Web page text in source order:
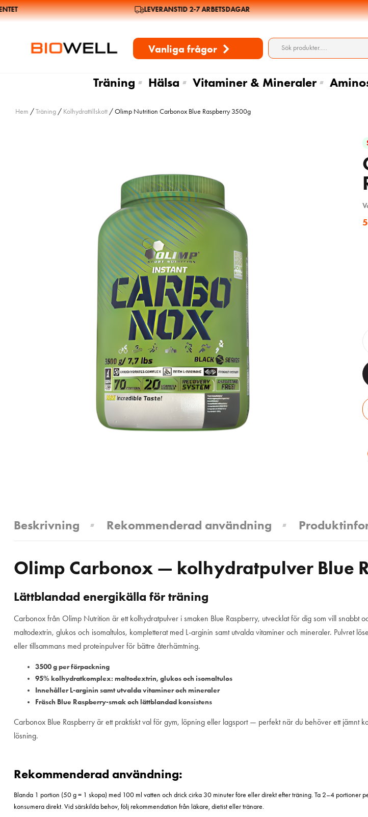
LEVERANSTID 2-7 ARBETSDAGAR
Vanliga frågor
Träning Hälsa Vitaminer & Mineraler
Hem /Träning / Kolhydrattillskott / Olimp Nutrition Carbonox Blue Raspberry 3500g
Beskrivning Rekommenderad användning
Olimp Carbonox — kolhydratpulver Blue
Lättblandad energikälla för träning
Carbonox från Olimp Nutrition är ett kolhydratpulver i smaken Blue Raspberry, utvecklat för dig som vill
maltodextrin, glukos och isomaltulos, kompletterat med L-arginin samt utvalda vitaminer och mineraler. Pulvret
eller tillsammans med proteinpulver för bättre återhämtning.
3500 g per förpackning
95% kolhydratkomplex: maltodextrin, glukos och isomaltulos
Innehåller L-arginin samt utvalda vitaminer och mineraler
Fräsch Blue Raspberry-smak och lättblandad konsistens
Carbonox Blue Raspberry är ett praktiskt val för gym, löpning eller lagsport — perfekt när du behöver ett
lösning.
Rekommenderad användning:
Blanda 1 portion (50 g = 1 skopa) med 100 ml vatten och drick cirka 30 minuter före eller direkt efter träning. Ta 2–4 portioner
konsumera direkt. Vid särskilda behov, följ rekommendation från läkare, dietist eller tränare.